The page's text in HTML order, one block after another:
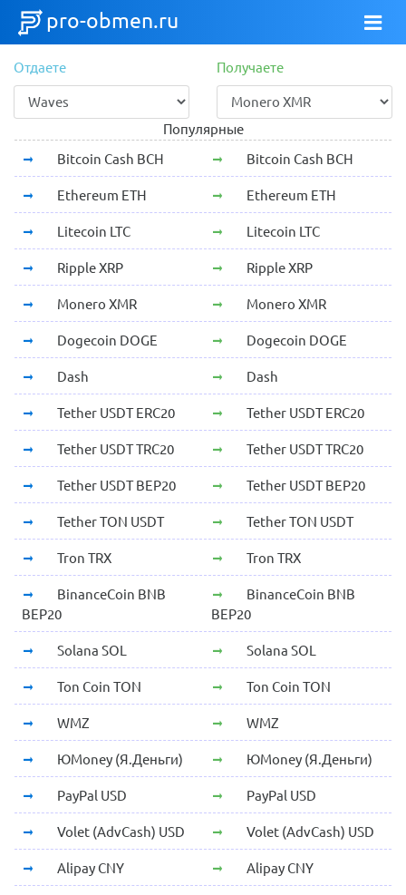
pro-obmen.ru
Отдаете Получаете
Популярные
Bitcoin Cash BCH
Bitcoin Cash BCH
Ethereum ETH Ethereum ETH
Litecoin LTC Litecoin LTC
Ripple XRP Ripple XRP
Monero XMR Monero XMR
Dogecoin DOGE Dogecoin DOGE
Dash Dash
Tether USDT ERC20 Tether USDT ERC20
Tether USDT TRC20 Tether USDT TRC20
Tether USDT BEP20 Tether USDT BEP20
Tether TON USDT Tether TON USDT
Tron TRX Tron TRX
BinanceCoin BNB
BEP20
BinanceCoin BNB
BEP20
Solana SOL Solana SOL
Ton Coin TON Ton Coin TON
WMZ WMZ
ЮMoney (Я.Деньги) ЮMoney (Я.Деньги)
PayPal USD PayPal USD
Volet (AdvCash) USD Volet (AdvCash) USD
Alipay CNY Alipay CNY